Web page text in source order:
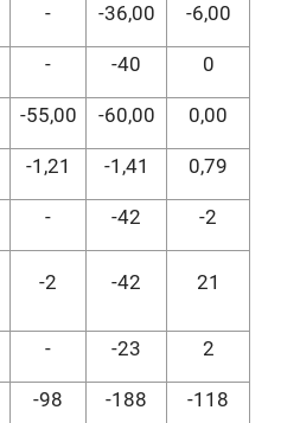
- -36,00 -6,00
- -40 0
-55,00 -60,00 0,00
-1,21 -1,41 0,79
- -42 -2
-2 -42 21
- -23 2
-98 -188 -118